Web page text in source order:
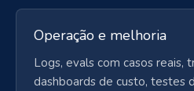
Operação e melhoria
Logs, evals com casos reais,
dashboards de custo, testes